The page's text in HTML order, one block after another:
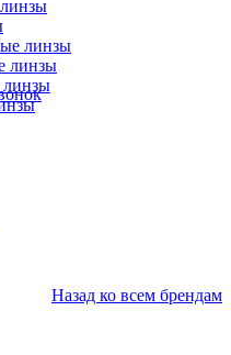
линзы
линзы
линзы
Назад ко всем брендам